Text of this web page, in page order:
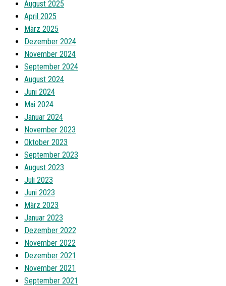
August 2025
April 2025
März 2025
Dezember 2024
November 2024
September 2024
August 2024
Juni 2024
Mai 2024
Januar 2024
November 2023
Oktober 2023
September 2023
August 2023
Juli 2023
Juni 2023
März 2023
Januar 2023
Dezember 2022
November 2022
Dezember 2021
November 2021
September 2021